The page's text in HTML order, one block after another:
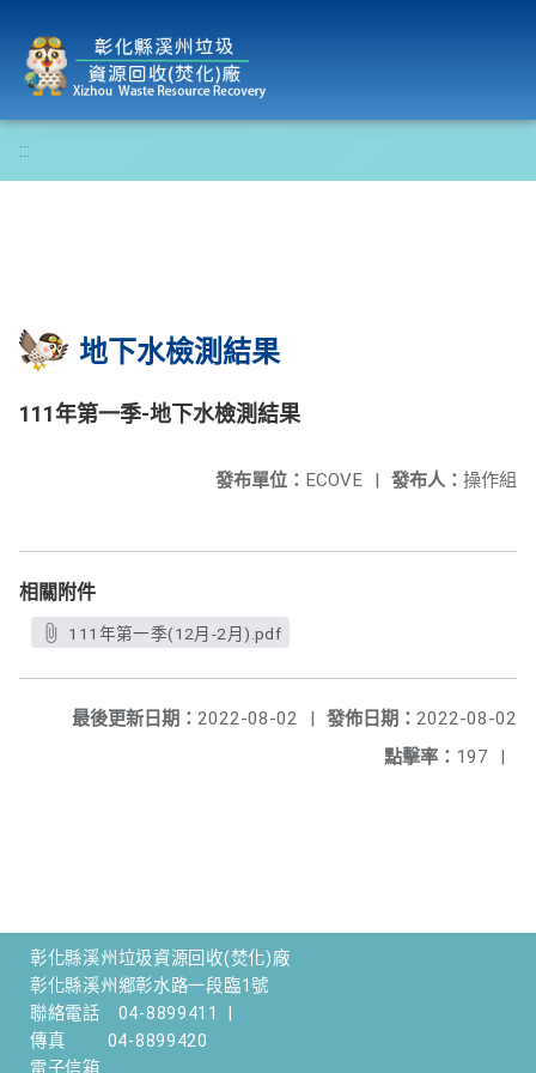
:::
地下水檢測結果
111年第一季-地下水檢測結果
發布人： 操作組
發布單位： ECOVE |
相關附件
111年第一季(12月-2月).pdf
發佈日期： 2022-08-02
最後更新日期： 2022-08-02
|
點擊率： 197 |
彰化縣溪州垃圾資源回收(焚化)廠
彰化縣溪州鄉彰水路一段臨1號
聯絡電話
04-8899411
傳真
04-8899420
電子信箱